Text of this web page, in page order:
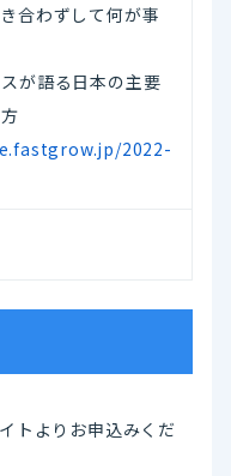
合わずして何が事
が語る日本の主要
2022-
トよりお申込みくだ